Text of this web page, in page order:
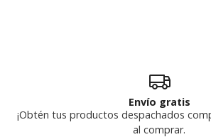
Envío gratis
¡Obtén tus productos despachados
al comprar.